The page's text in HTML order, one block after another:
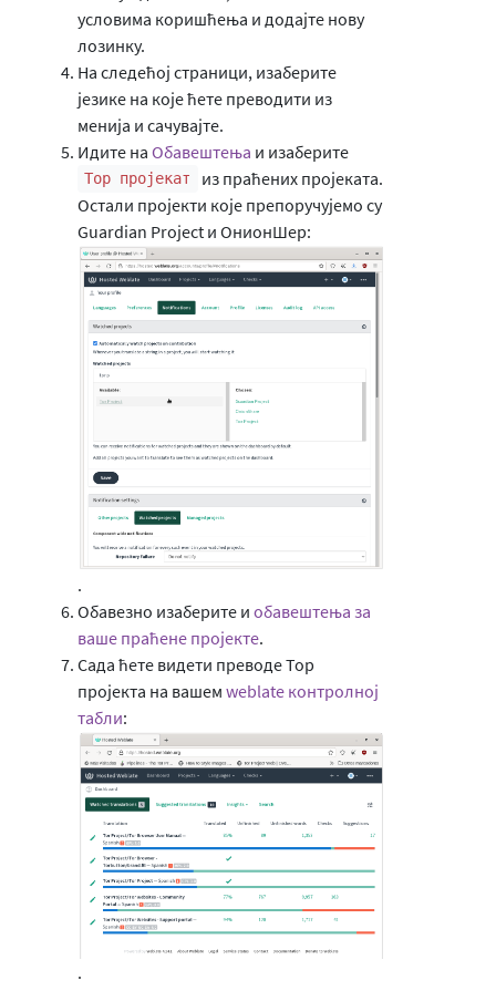
условима коришћења и додајте нову
лозинку.
На следећој страници, изаберите
језике на које ћете преводити из
менија и сачувајте.
Идите на Обавештења и изаберите
Тор пројекат
из праћених пројеката.
Остали пројекти које препоручујемо су
Guardian Project и ОнионШер:
.
Обавезно изаберите и обавештења за
ваше праћене пројекте.
Сада ћете видети преводе Тор
пројекта на вашем weblate контролној
табли:
.